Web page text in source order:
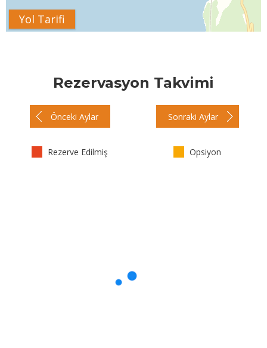
Yol Tarifi
Rezervasyon Takvimi
Önceki Aylar Sonraki Aylar
Rezerve Edilmiş Opsiyon